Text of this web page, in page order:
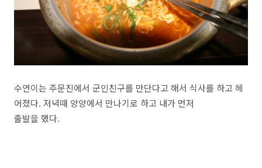
수연이는 주문진에서 군인친구를 만단다고 해서 식사를 하고 헤
어졌다. 저녁때 양양에서 만나기로 하고 내가 먼저
출발을 했다.